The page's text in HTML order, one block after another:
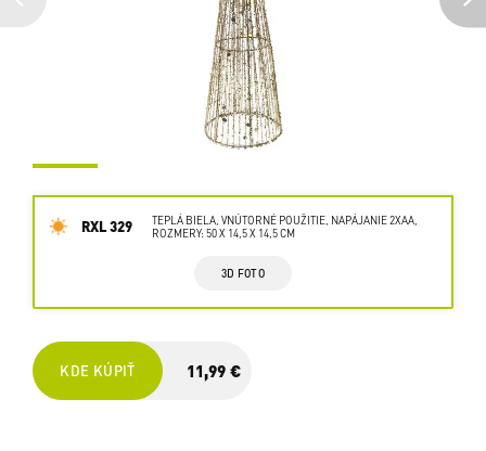
RXL 329
TEPLÁ BIELA, VNÚTORNÉ POUŽITIE, NAPÁJANIE 2XAA,
ROZMERY: 50 X 14,5 X 14,5 CM
3D FOTO
KDE KÚPIŤ 11,99 €